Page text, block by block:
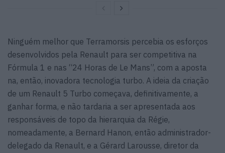
Ninguém melhor que Terramorsis percebia os esforços
desenvolvidos pela Renault para ser competitiva na
Fórmula 1 e nas “24 Horas de Le Mans”, com a aposta
na, então, inovadora tecnologia turbo. A ideia da criação
de um Renault 5 Turbo começava, definitivamente, a
ganhar forma, e não tardaria a ser apresentada aos
responsáveis de topo da hierarquia da Régie,
nomeadamente, a Bernard Hanon, então administrador-
delegado da Renault, e a Gérard Larousse, diretor da